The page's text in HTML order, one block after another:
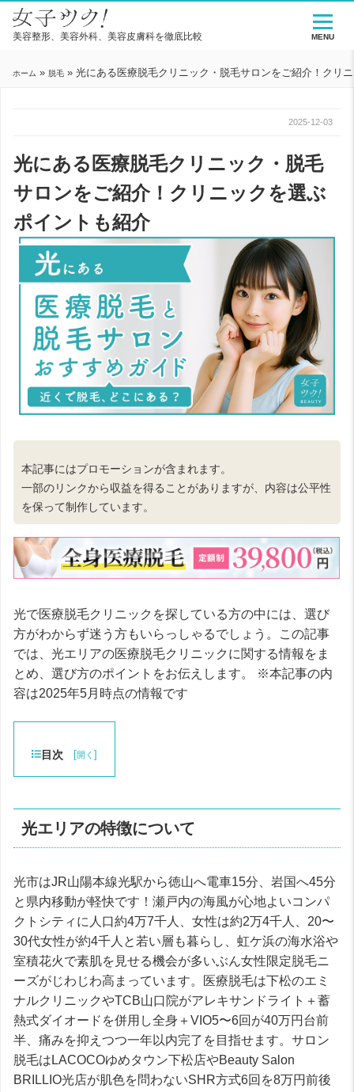
美容整形、美容外科、美容皮膚科を徹底比較
ホーム » 脱毛 » 光にある医療脱毛クリニック・脱毛サロンをご紹介！クリ
2025-12-03
光にある医療脱毛クリニック・脱毛
サロンをご紹介！クリニックを選ぶ
ポイントも紹介
本記事にはプロモーションが含まれます。
一部のリンクから収益を得ることがありますが、内容は公平性
を保って制作しています。
光で医療脱毛クリニックを探している方の中には、選び
方がわからず迷う方もいらっしゃるでしょう。この記事
では、光エリアの医療脱毛クリニックに関する情報をま
とめ、選び方のポイントをお伝えします。 ※本記事の内
容は2025年5月時点の情報です
目次 [開く ]
光エリアの特徴について
光市はJR山陽本線光駅から徳山へ電車15分、岩国へ45分
と県内移動が軽快です！瀬戸内の海風が心地よいコンパ
クトシティに人口約4万7千人、女性は約2万4千人、20〜
30代女性が約4千人と若い層も暮らし、虹ケ浜の海水浴や
室積花火で素肌を見せる機会が多いぶん女性限定脱毛ニ
ーズがじわじわ高まっています。医療脱毛は下松のエミ
ナルクリニックやTCB山口院がアレキサンドライト＋蓄
熱式ダイオードを併用し全身＋VIO5〜6回が40万円台前
半、痛みを抑えつつ一年以内完了を目指せます。サロン
脱毛はLACOCOゆめタウン下松店やBeauty Salon
BRILLIO光店が肌色を問わないSHR方式6回を8万円前後
MENU